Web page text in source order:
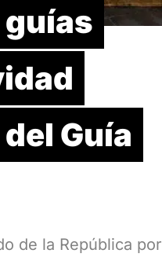
guías
Guía
de la República por